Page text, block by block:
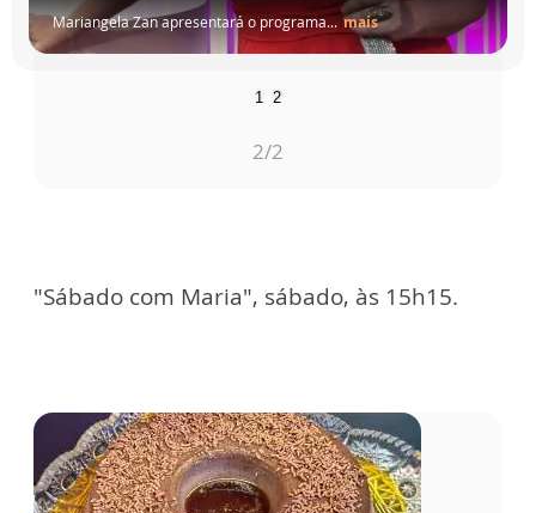
Mariangela Zan apresentará o programa... mais
1 2
2/2
"Sábado com Maria", sábado, às 15h15.